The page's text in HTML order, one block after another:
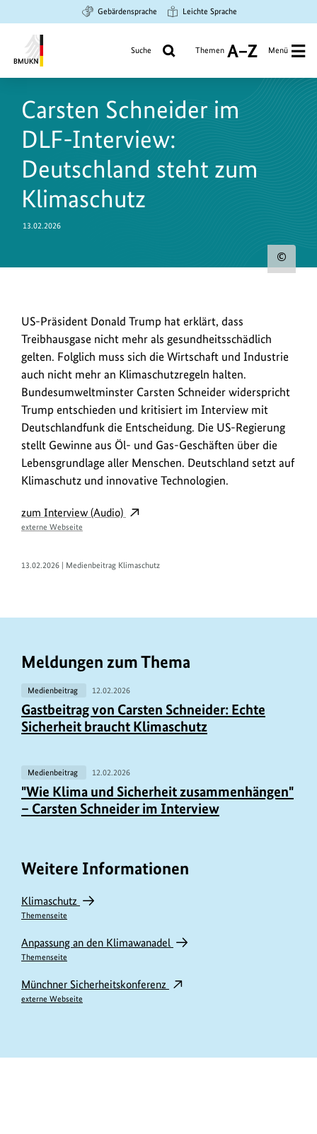
Hauptinhalt
springen
Suche
springen
Hauptnavigation
springen
Gebärdensprache Leichte Sprache
Umwelt,
Naturschutz
und
nukleare
Sicherheit
Suche Themen
A
Z
Menü
Carsten Schneider im
DLF-Interview:
Deutschland steht zum
Klimaschutz
13.02.2026
US-
Präsident
Donald
Trump
hat
erklärt,
dass
Treibhausgase
nicht
mehr
gesundheitsschädlich
gelten.
kritisiert
Entscheidung.
US-Präsident Donald Trump hat erklärt, dass
Treibhausgase nicht mehr als gesundheitsschädlich
gelten. Folglich muss sich die Wirtschaft und Industrie
auch nicht mehr an Klimaschutzregeln halten.
Bundesumweltminster Carsten Schneider widerspricht
Trump entschieden und kritisiert im Interview mit
Deutschlandfunk die Entscheidung. Die US-Regierung
stellt Gewinne aus Öl- und Gas-Geschäften über die
Lebensgrundlage aller Menschen. Deutschland setzt auf
Klimaschutz und innovative Technologien.
zum Interview (Audio)
externe Webseite
13.02.2026 | Medienbeitrag Klimaschutz
Meldungen zum Thema
Medienbeitrag 12.02.2026
Gastbeitrag von Carsten Schneider: Echte
Sicherheit braucht Klimaschutz
Medienbeitrag 12.02.2026
"Wie Klima und Sicherheit zusammenhängen"
– Carsten Schneider im Interview
Weitere Informationen
Klimaschutz
Themenseite
Anpassung an den Klimawanadel
Themenseite
Münchner Sicherheitskonferenz
externe Webseite